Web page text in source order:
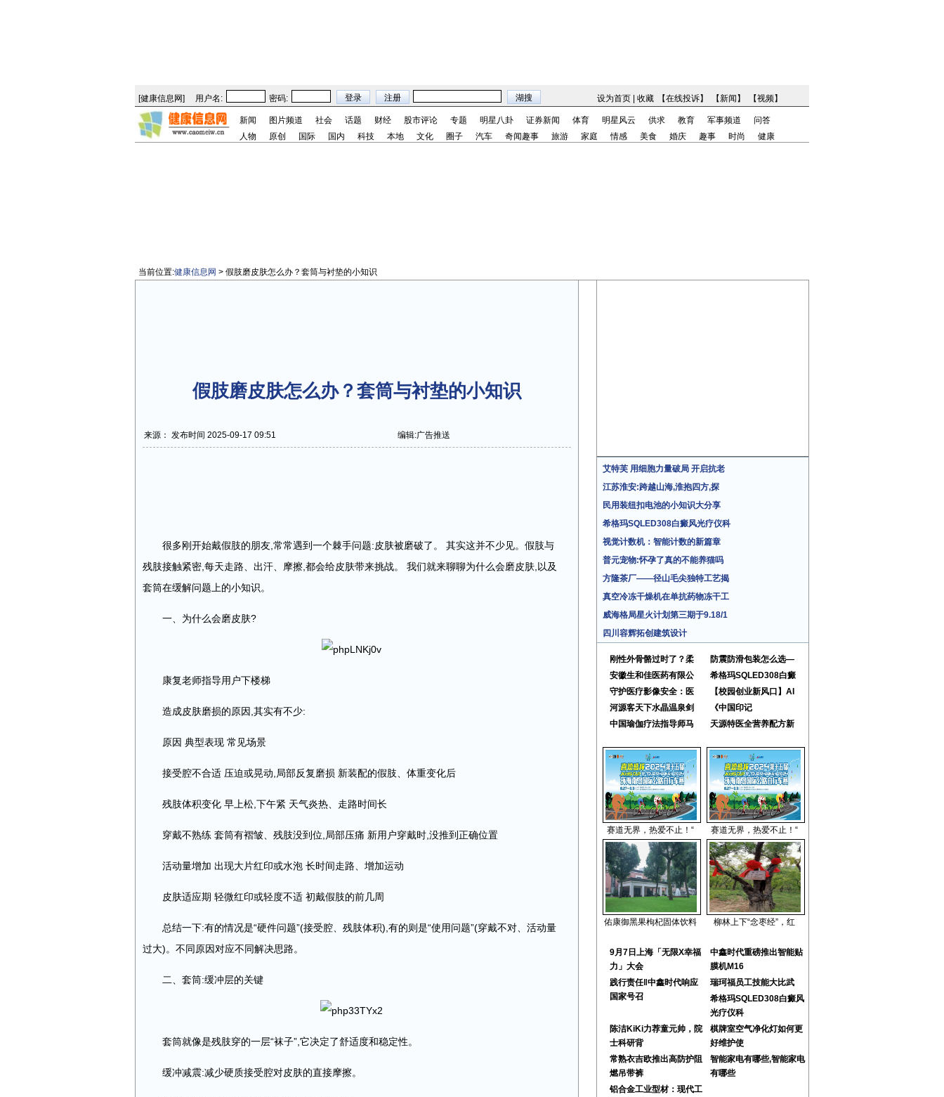
[健康信息网] 用户名: 密码: 设为首页 收藏 【在线投诉】 【新闻 】 【视频】
新闻 图片频道 社会 话题 财经 股市评论 专题 明星八卦 证券新闻 体育 明星风云 供求 教育 军事频道
问答
人物
原创 国际 国内 科技 本地 文化 圈子 汽车 奇闻趣事 旅游 家庭 情感 美食 婚庆 趣事 时尚 健康
当前位置:健康信息网 > 假肢磨皮肤怎么办？套筒与衬垫的小知识
假肢磨皮肤怎么办？套筒与衬垫的小知识
来源： 发布时间 2025-09-17 09:51 编辑:广告推送
很多刚开始戴假肢的朋友,常常遇到一个棘手问题:皮肤被磨破了。 其实这并不少见。假肢与
残肢接触紧密,每天走路、出汗、摩擦,都会给皮肤带来挑战。 我们就来聊聊为什么会磨皮肤,以及
套筒在缓解问题上的小知识。
一、为什么会磨皮肤?
康复老师指导用户下楼梯
造成皮肤磨损的原因,其实有不少:
原因 典型表现 常见场景
接受腔不合适 压迫或晃动,局部反复磨损 新装配的假肢、体重变化后
残肢体积变化 早上松,下午紧 天气炎热、走路时间长
穿戴不熟练 套筒有褶皱、残肢没到位,局部压痛 新用户穿戴时,没推到正确位置
活动量增加 出现大片红印或水泡 长时间走路、增加运动
皮肤适应期 轻微红印或轻度不适 初戴假肢的前几周
总结一下:有的情况是“硬件问题”(接受腔、残肢体积),有的则是“使用问题”(穿戴不对、活动量
过大)。不同原因对应不同解决思路。
二、套筒:缓冲层的关键
套筒就像是残肢穿的一层“袜子”,它决定了舒适度和稳定性。
缓冲减震:减少硬质接受腔对皮肤的直接摩擦。
艾特芙 用细胞力量破局 开启抗老
江苏淮安:跨越山海,淮抱四方,探
民用装纽扣电池的小知识大分享
希格玛SQLED308白癜风光疗仪科
视觉计数机：智能计数的新篇章
普元宠物:怀孕了真的不能养猫吗
方隆茶厂——径山毛尖独特工艺揭
真空冷冻干燥机在单抗药物冻干工
威海格局星火计划第三期于9.18/1
四川容辉拓创建筑设计
刚性外骨骼过时了？柔
防震防滑包装怎么选—
安徽生和佳医药有限公
希格玛SQLED308白癜
守护医疗影像安全：医
【校园创业新风口】AI
河源客天下水晶温泉剑
《中国印记
中国瑜伽疗法指导师马
天源特医全营养配方新
赛道无界，热爱不止！“ 赛道无界，热爱不止！“
佑康御黑果枸杞固体饮料 柳林上下“念枣经”，红
9月7日上海「无限X幸福
力」大会
中鑫时代重磅推出智能贴
膜机M16
践行责任‖中鑫时代响应
国家号召
瑞珂福员工技能大比武
希格玛SQLED308白癜风
光疗仪科
陈洁KiKi力荐童元帅，院
士科研背
棋牌室空气净化灯如何更
好维护使
常熟衣吉欧推出高防护阻
燃吊带裤
智能家电有哪些,智能家电
有哪些
铝合金工业型材：现代工